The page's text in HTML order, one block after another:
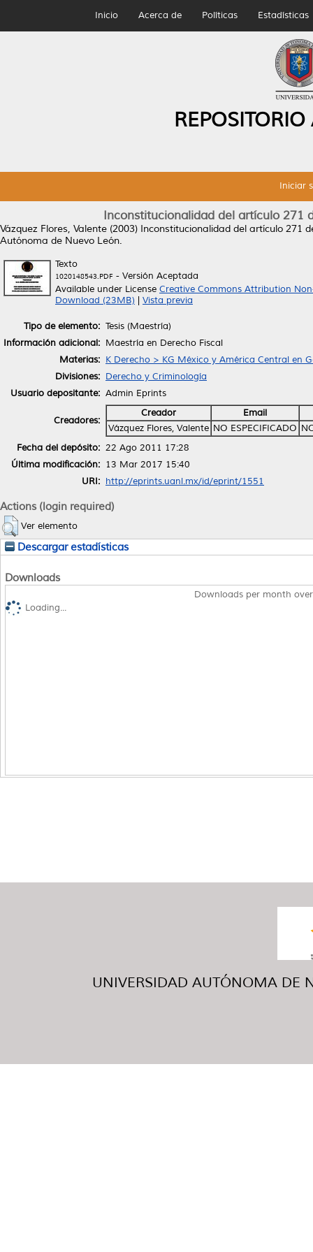
Inicio Acerca de Políticas Estadísticas
Iniciar
Inconstitucionalidad del artículo 271
Vázquez Flores, Valente (2003) Inconstitucionalidad del artículo 271
Autónoma de Nuevo León.
Texto
1020148543.PDF - Versión Aceptada
Available under License Creative Commons Attribution
Download (23MB)
Vista previa
Tipo de elemento: Tesis (Maestría)
Información adicional: Maestría en Derecho Fiscal
Materias: K Derecho > KG México y América Central en
Divisiones: Derecho y Criminología
Usuario depositante: Admin Eprints
Creadores:
Creador
Email
Vázquez Flores, Valente NO ESPECIFICADO
Fecha del depósito: 22 Ago 2011 17:28
Última modificación: 13 Mar 2017 15:40
URI: http://eprints.uanl.mx/id/eprint/1551
Actions (login required)
Ver elemento
Descargar estadísticas
Downloads
Downloads per month
Loading...
UNIVERSIDAD AUTÓNOMA DE